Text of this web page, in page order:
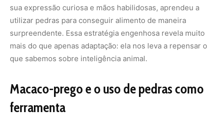
sua expressão curiosa e mãos habilidosas, aprendeu a
utilizar pedras para conseguir alimento de maneira
surpreendente. Essa estratégia engenhosa revela muito
mais do que apenas adaptação: ela nos leva a repensar o
que sabemos sobre inteligência animal.
Macaco-prego e o uso de pedras como
ferramenta